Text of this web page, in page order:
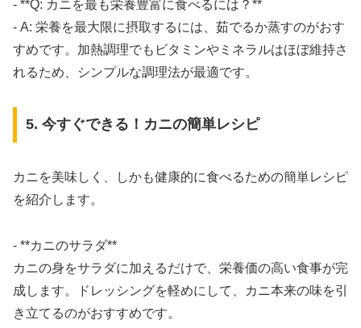
- **Q: カニを最も栄養豊富に食べるには？**
- A: 栄養を最大限に摂取するには、茹でるか蒸すのがおす
すめです。加熱調理でもビタミンやミネラルはほぼ維持さ
れるため、シンプルな調理法が最適です。
5. 今すぐできる！カニの簡単レシピ
カニを美味しく、しかも健康的に食べるための簡単レシピ
を紹介します。
- **カニのサラダ**
カニの身をサラダに加えるだけで、栄養価の高い食事が完
成します。ドレッシングを軽めにして、カニ本来の味を引
き立てるのがおすすめです。